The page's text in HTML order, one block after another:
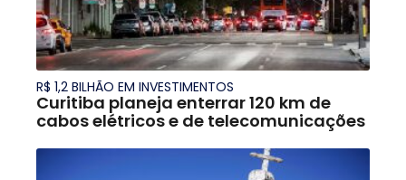
R$ 1,2 BILHÃO EM INVESTIMENTOS
Curitiba planeja enterrar 120 km de
cabos elétricos e de telecomunicações